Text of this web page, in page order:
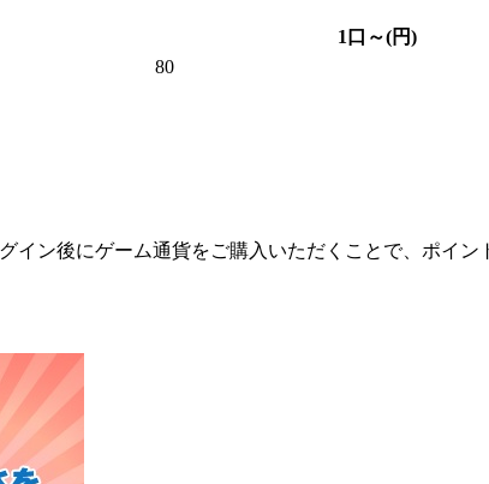
1口～(円)
80
イン後にゲーム通貨をご購入いただくことで、ポイ